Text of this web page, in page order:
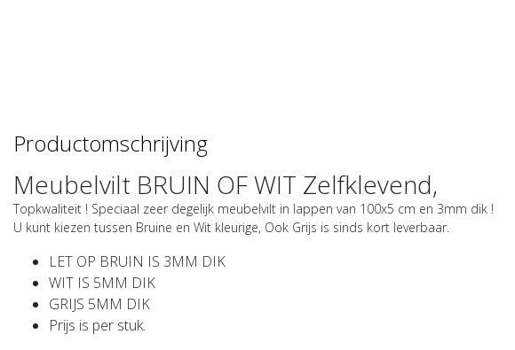
Productomschrijving
Meubelvilt BRUIN OF WIT Zelfklevend,
Topkwaliteit ! Speciaal zeer degelijk meubelvilt in lappen van 100x5 cm en 3mm dik !
U kunt kiezen tussen Bruine en Wit kleurige, Ook Grijs is sinds kort leverbaar.
LET OP BRUIN IS 3MM DIK
WIT IS 5MM DIK
GRIJS 5MM DIK
Prijs is per stuk.